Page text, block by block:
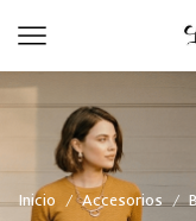
Inicio / Accesorios /